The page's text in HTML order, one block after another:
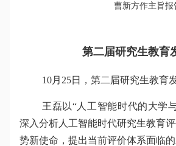
曹新方作主旨报
第二届研究生教育
10月25日，第二届研究生教育
王磊以“人工智能时代的大学
深入分析人工智能时代研究生教育
势新使命，提出当前评价体系面临